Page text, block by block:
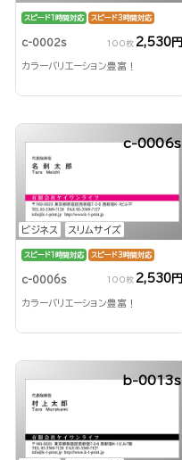
スピード1時間対応 スピード3時間対応
c-0002s 100枚 2,530円
カラーバリエーション豊富！
ビジネス スリムサイズ
c-0006s
スピード1時間対応 スピード3時間対応
c-0006s 100枚 2,530円
カラーバリエーション豊富！
b-0013s